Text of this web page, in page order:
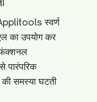
स्वर्ण
का उपयोग कर
पारंपरिक
समस्या घटती